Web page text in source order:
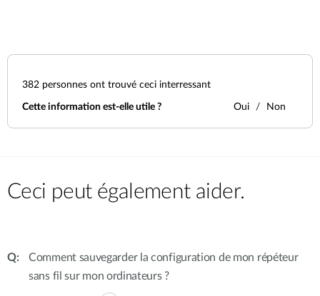
382 personnes ont trouvé ceci interressant
Cette information est-elle utile ? Oui Non
Ceci peut également aider.
Comment sauvegarder la configuration de mon répéteur
sans fil sur mon ordinateurs ?